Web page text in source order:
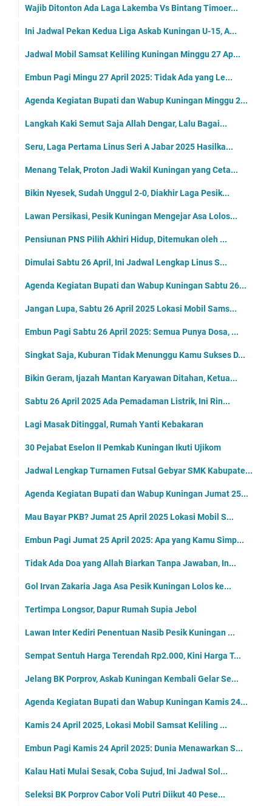
Wajib Ditonton Ada Laga Lakemba Vs Bintang Timoer...
Ini Jadwal Pekan Kedua Liga Askab Kuningan U-15, A...
Jadwal Mobil Samsat Keliling Kuningan Minggu 27 Ap...
Embun Pagi Mingu 27 April 2025: Tidak Ada yang Le...
Agenda Kegiatan Bupati dan Wabup Kuningan Minggu 2...
Langkah Kaki Semut Saja Allah Dengar, Lalu Bagai...
Seru, Laga Pertama Linus Seri A Jabar 2025 Hasilka...
Menang Telak, Proton Jadi Wakil Kuningan yang Ceta...
Bikin Nyesek, Sudah Unggul 2-0, Diakhir Laga Pesik...
Lawan Persikasi, Pesik Kuningan Mengejar Asa Lolos...
Pensiunan PNS Pilih Akhiri Hidup, Ditemukan oleh ...
Dimulai Sabtu 26 April, Ini Jadwal Lengkap Linus S...
Agenda Kegiatan Bupati dan Wabup Kuningan Sabtu 26...
Jangan Lupa, Sabtu 26 April 2025 Lokasi Mobil Sams...
Embun Pagi Sabtu 26 April 2025: Semua Punya Dosa, ...
Singkat Saja, Kuburan Tidak Menunggu Kamu Sukses D...
Bikin Geram, Ijazah Mantan Karyawan Ditahan, Ketua...
Sabtu 26 April 2025 Ada Pemadaman Listrik, Ini Rin...
Lagi Masak Ditinggal, Rumah Yanti Kebakaran
30 Pejabat Eselon II Pemkab Kuningan Ikuti Ujikom
Jadwal Lengkap Turnamen Futsal Gebyar SMK Kabupate...
Agenda Kegiatan Bupati dan Wabup Kuningan Jumat 25...
Mau Bayar PKB? Jumat 25 April 2025 Lokasi Mobil S...
Embun Pagi Jumat 25 April 2025: Apa yang Kamu Simp...
Tidak Ada Doa yang Allah Biarkan Tanpa Jawaban, In...
Gol Irvan Zakaria Jaga Asa Pesik Kuningan Lolos ke...
Tertimpa Longsor, Dapur Rumah Supia Jebol
Lawan Inter Kediri Penentuan Nasib Pesik Kuningan ...
Sempat Sentuh Harga Terendah Rp2.000, Kini Harga T...
Jelang BK Porprov, Askab Kuningan Kembali Gelar Se...
Agenda Kegiatan Bupati dan Wabup Kuningan Kamis 24...
Kamis 24 April 2025, Lokasi Mobil Samsat Keliling ...
Embun Pagi Kamis 24 April 2025: Dunia Menawarkan S...
Kalau Hati Mulai Sesak, Coba Sujud, Ini Jadwal Sol...
Seleksi BK Porprov Cabor Voli Putri Diikut 40 Pese...